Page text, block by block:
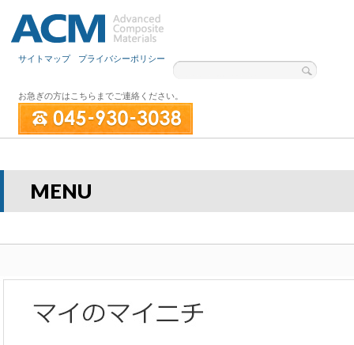
サイトマップ プライバシーポリシー
お急ぎの方はこちらまでご連絡ください。
MENU